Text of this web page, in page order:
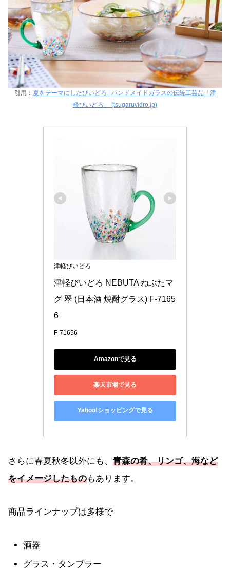
引用： 夏をテーマにしたびいどろ | ハンドメイドガラスの伝統工芸品「津
軽びいどろ」 (tsugaruvidro.jp)
津軽びいどろ
津軽びいどろ NEBUTA ねぶたマ
グ 翠 (日本酒 焼酎グラス) F-7165
6
F-71656
Amazonで見る
楽天市場で見る
Yahoo!ショッピングで見る
さらに春夏秋冬以外にも、 青森の肴、リンゴ、海など
をイメージしたものもあります。
商品ラインナップは多様で
酒器
グラス・タンブラー